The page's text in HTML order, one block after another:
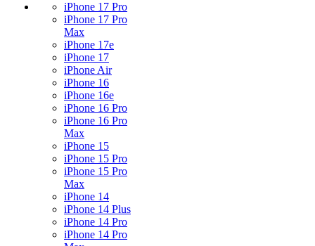
iPhone 17 Pro
iPhone 17 Pro
Max
iPhone 17e
iPhone 17
iPhone Air
iPhone 16
iPhone 16e
iPhone 16 Pro
iPhone 16 Pro
Max
iPhone 15
iPhone 15 Pro
iPhone 15 Pro
Max
iPhone 14
iPhone 14 Plus
iPhone 14 Pro
iPhone 14 Pro